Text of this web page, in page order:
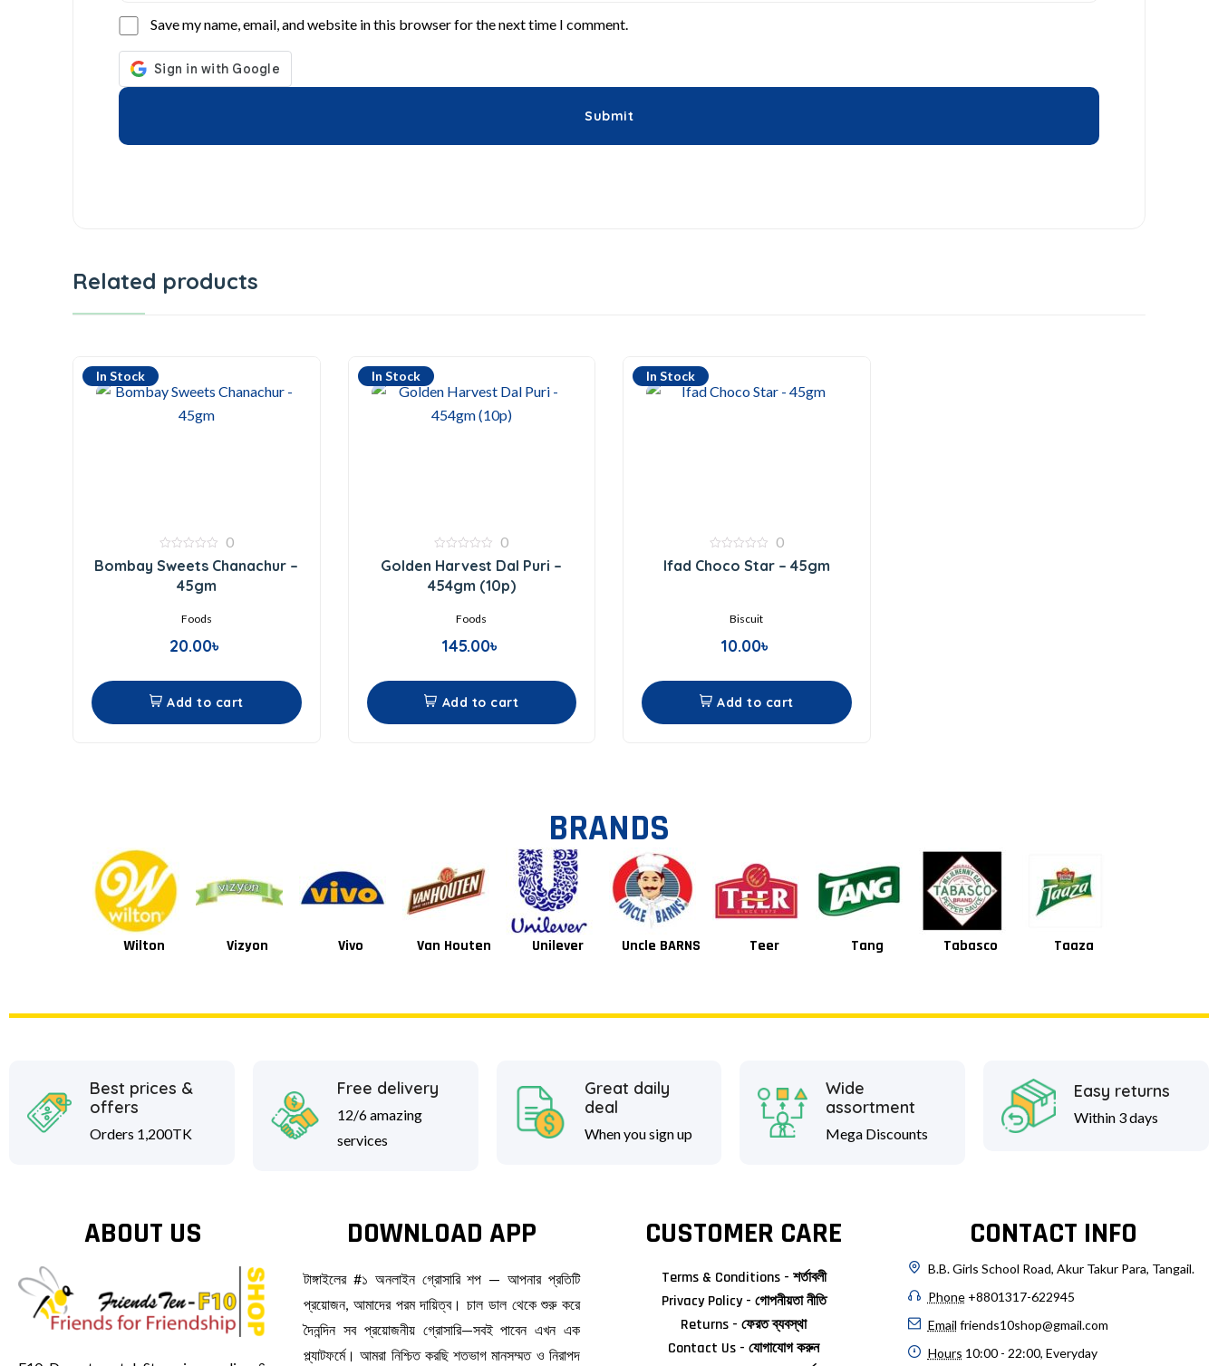
Save my name, email, and website in this browser for the next time I comment.
Related products
In Stock
0
out
0
Bombay Sweets Chanachur –
45gm
Foods
20.00৳
Add to cart
In Stock
0
out
of
5
0
Golden Harvest Dal Puri –
454gm (10p)
Foods
145.00৳
Add to cart
In Stock
out
0
Ifad Choco Star – 45gm
Biscuit
10.00৳
Add to cart
BRANDS
Vizyon Vivo Van Houten Unilever Uncle BARNS Teer Tang Tabasco Taaza Square
Best prices &
offers
Orders 1,200TK
Free delivery
12/6 amazing
services
Great daily
deal
When you sign up
Wide
assortment
Mega Discounts
Easy returns
Within 3 days
ABOUT US DOWNLOAD APP
টাঙ্গাইলের #১ অনলাইন গ্রোসারি শপ — আপনার প্রতিটি
প্রয়োজন, আমাদের পরম দায়িত্ব। চাল ডাল থেকে শুরু করে
দৈনন্দিন সব প্রয়োজনীয় গ্রোসারি—সবই পাবেন এখন এক
প্ল্যাটফর্মে। আমরা নিশ্চিত করছি শতভাগ মানসম্মত ও নিরাপদ
CUSTOMER CARE
Terms & Conditions - শর্তাবলী
Privacy Policy - গোপনীয়তা নীতি
Returns - ফেরত ব্যবস্থা
Contact Us - যোগাযোগ করুন
CONTACT INFO
B.B. Girls School Road, Akur Takur Para, Tangail.
Phone +8801317-622945
Email friends10shop@gmail.com
Hours 10:00 - 22:00, Everyday